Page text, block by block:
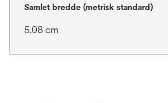
Samlet bredde (metrisk standard)
5.08 cm